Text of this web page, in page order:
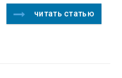
читать статью